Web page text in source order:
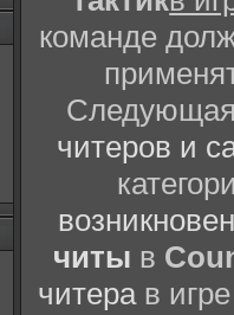
команде
Следующая
читеров и
читы в
читерав